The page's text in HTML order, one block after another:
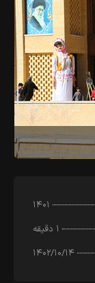
۱۴۰۱
۱ دقیقه
۱۴۰۲/۱۰/۱۴